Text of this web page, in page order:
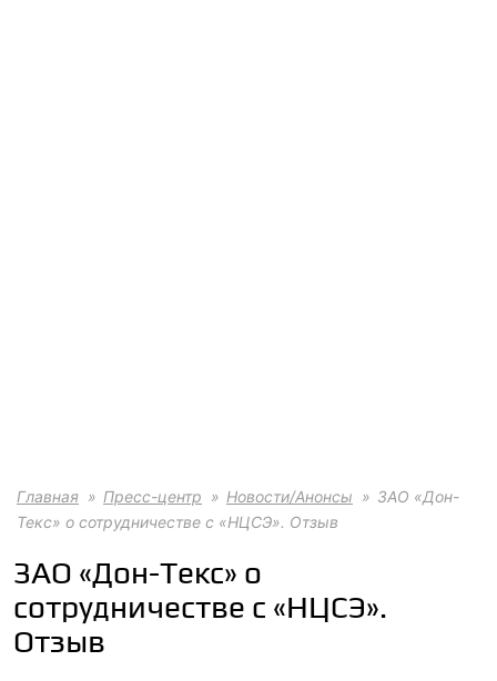
Главная Пресс-центр Новости/Анонсы
ЗАО «Дон-
Текс» о сотрудничестве с «НЦСЭ». Отзыв
ЗАО «Дон-Текс» о
сотрудничестве с «НЦСЭ».
Отзыв